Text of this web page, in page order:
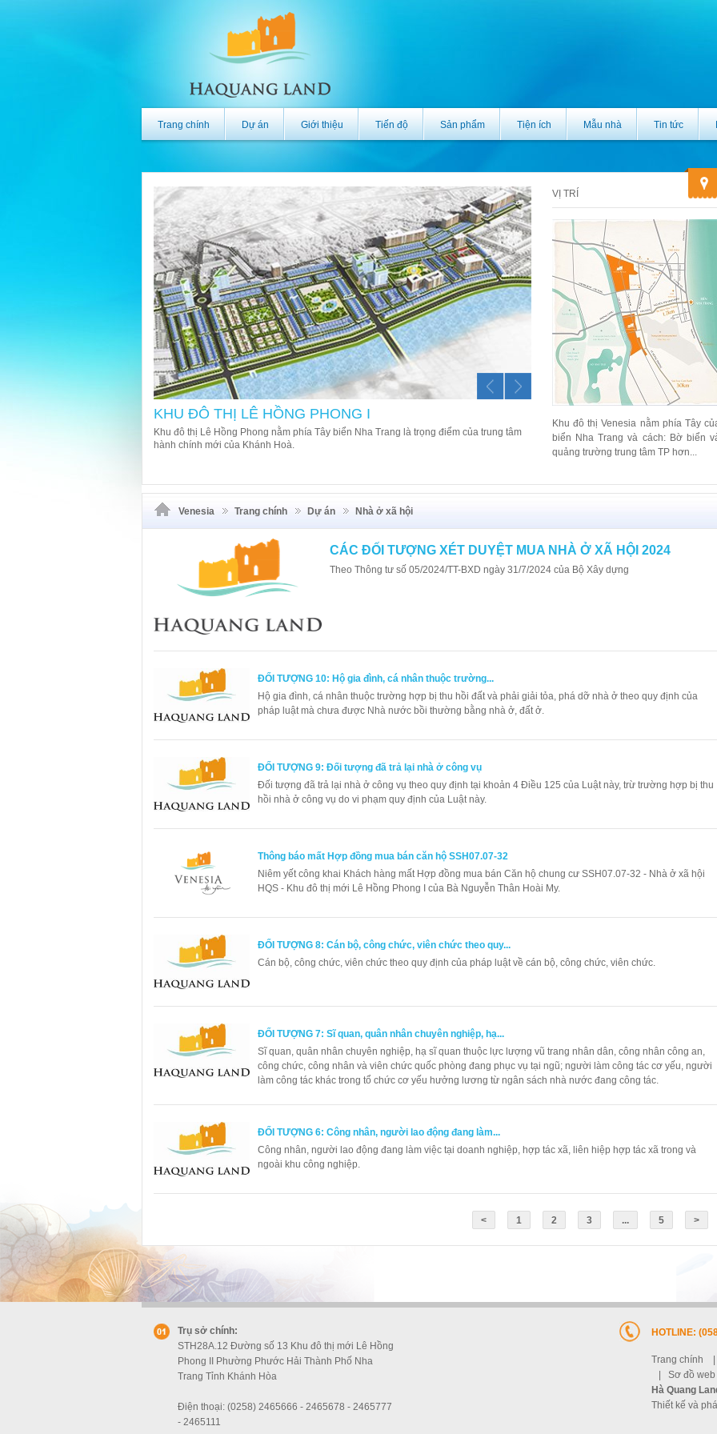
Trang chính Dự án Giới thiệu Tiến độ Sản phẩm Tiện ích Mẫu nhà Tin tức
KHU ĐÔ THỊ LÊ HỒNG PHONG I
Khu đô thị Lê Hồng Phong nằm phía Tây biển Nha Trang là trọng điểm của trung tâm
hành chính mới của Khánh Hoà.
KHU ĐÔ THỊ LÊ HỒNG
Toạ lạc tại Phường Phước Hải, thành
Hồng Phong, 23/10 và khu trung tâm
Lê Hồng Phong II sỡ hữu vị trí chiến lược
VỊ TRÍ
Khu đô thị Venesia nằm phía Tây
biển Nha Trang và cách: Bờ biển
quảng trường trung tâm TP hơn...
Venesia Trang chính Dự án Nhà ở xã hội
CÁC ĐỐI TƯỢNG XÉT DUYỆT MUA NHÀ Ở XÃ HỘI 2024
Theo Thông tư số 05/2024/TT-BXD ngày 31/7/2024 của Bộ Xây dựng
ĐỐI TƯỢNG 10: Hộ gia đình, cá nhân thuộc trường...
Hộ gia đình, cá nhân thuộc trường hợp bị thu hồi đất và phải giải tỏa, phá dỡ nhà ở theo quy định của
pháp luật mà chưa được Nhà nước bồi thường bằng nhà ở, đất ở.
ĐỐI TƯỢNG 9: Đối tượng đã trả lại nhà ở công vụ
Đối tượng đã trả lại nhà ở công vụ theo quy định tại khoản 4 Điều 125 của Luật này, trừ trường hợp bị thu
hồi nhà ở công vụ do vi phạm quy định của Luật này.
Thông báo mất Hợp đồng mua bán căn hộ SSH07.07-32
Niêm yết công khai Khách hàng mất Hợp đồng mua bán Căn hộ chung cư SSH07.07-32 - Nhà ở xã hội
HQS - Khu đô thị mới Lê Hồng Phong I của Bà Nguyễn Thân Hoài My.
ĐỐI TƯỢNG 8: Cán bộ, công chức, viên chức theo quy...
Cán bộ, công chức, viên chức theo quy định của pháp luật về cán bộ, công chức, viên chức.
ĐỐI TƯỢNG 7: Sĩ quan, quân nhân chuyên nghiệp, hạ...
Sĩ quan, quân nhân chuyên nghiệp, hạ sĩ quan thuộc lực lượng vũ trang nhân dân, công nhân công an,
công chức, công nhân và viên chức quốc phòng đang phục vụ tại ngũ; người làm công tác cơ yếu, người
làm công tác khác trong tổ chức cơ yếu hưởng lương từ ngân sách nhà nước đang công tác.
ĐỐI TƯỢNG 6: Công nhân, người lao động đang làm...
Công nhân, người lao động đang làm việc tại doanh nghiệp, hợp tác xã, liên hiệp hợp tác xã trong và
ngoài khu công nghiệp.
< 1 2 3 ... 5 >
Trụ sở chính:
STH28A.12 Đường số 13 Khu đô thị mới Lê Hồng
Phong II Phường Phước Hải Thành Phố Nha
Trang Tỉnh Khánh Hòa
Điện thoại: (0258) 2465666 - 2465678 - 2465777
- 2465111
HOTLINE:
Trang chính
Sơ đồ web
Hà Quang
Thiết kế và